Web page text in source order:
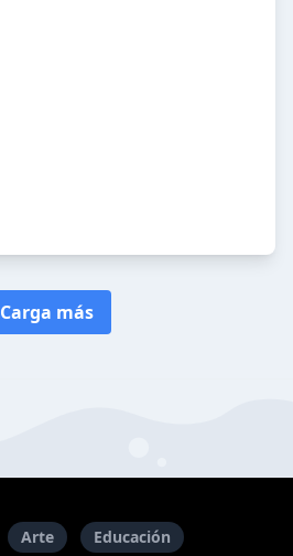
Carga más
Arte Educación